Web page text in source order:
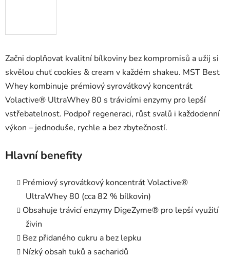
Začni doplňovat kvalitní bílkoviny bez kompromisů a užij si
skvělou chuť cookies & cream v každém shakeu. MST Best
Whey kombinuje prémiový syrovátkový koncentrát
Volactive® UltraWhey 80 s trávicími enzymy pro lepší
vstřebatelnost. Podpoř regeneraci, růst svalů i každodenní
výkon – jednoduše, rychle a bez zbytečností.
Hlavní benefity
Prémiový syrovátkový koncentrát Volactive®
UltraWhey 80 (cca 82 % bílkovin)
Obsahuje trávicí enzymy DigeZyme® pro lepší využití
živin
Bez přidaného cukru a bez lepku
Nízký obsah tuků a sacharidů